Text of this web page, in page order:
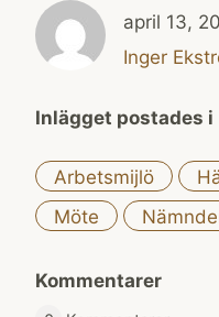
april 13,
Inger
Inlägget postades i
Arbetsmijlö
Möte
Kommentarer